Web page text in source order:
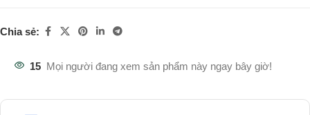
Chia sẻ:
15 Mọi người đang xem sản phẩm này ngay bây giờ!